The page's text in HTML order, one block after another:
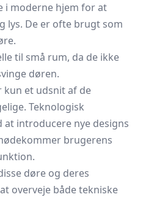
i moderne hjem for at
lys. De er ofte brugt som
til små rum, da de ikke
døren.
et udsnit af de
Teknologisk
introducere nye designs
brugerens
døre og deres
overveje både tekniske